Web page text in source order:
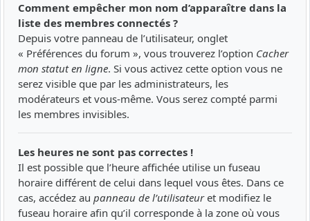
Comment empêcher mon nom d’apparaître dans la
liste des membres connectés ?
Depuis votre panneau de l’utilisateur, onglet
« Préférences du forum », vous trouverez l’option Cacher
mon statut en ligne. Si vous activez cette option vous ne
serez visible que par les administrateurs, les
modérateurs et vous-même. Vous serez compté parmi
les membres invisibles.
Les heures ne sont pas correctes !
Il est possible que l’heure affichée utilise un fuseau
horaire différent de celui dans lequel vous êtes. Dans ce
cas, accédez au panneau de l’utilisateuret modifiez le
fuseau horaire afin qu’il corresponde à la zone où vous